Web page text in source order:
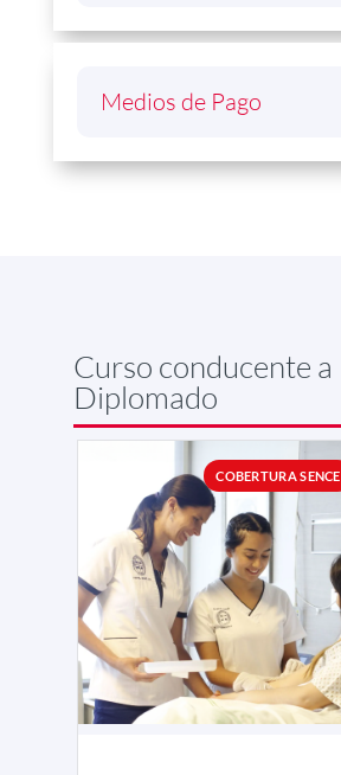
Medios de Pago
Curso conducente a
Diplomado
COBERTURA SENCE